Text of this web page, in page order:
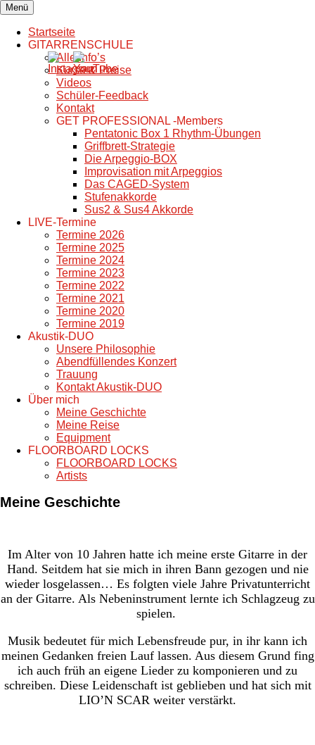
Zum
Inhalt
springen
sascha-rivera.de
GITARRENSCHULE
Menü
Startseite
GITARRENSCHULE
Alle Info’s
Kurse & Preise
Videos
Schüler-Feedback
Kontakt
GET PROFESSIONAL -Members
Pentatonic Box 1 Rhythm-Übungen
Griffbrett-Strategie
Die Arpeggio-BOX
Improvisation mit Arpeggios
Das CAGED-System
Stufenakkorde
Sus2 & Sus4 Akkorde
LIVE-Termine
Termine 2026
Termine 2025
Termine 2024
Termine 2023
Termine 2022
Termine 2021
Termine 2020
Termine 2019
Akustik-DUO
Unsere Philosophie
Abendfüllendes Konzert
Trauung
Kontakt Akustik-DUO
Über mich
Meine Geschichte
Meine Reise
Equipment
FLOORBOARD LOCKS
FLOORBOARD LOCKS
Artists
Meine Geschichte
Im Alter von 10 Jahren hatte ich meine erste Gitarre in der
Hand. Seitdem hat sie mich in ihren Bann gezogen und nie
wieder losgelassen… Es folgten viele Jahre Privatunterricht
an der Gitarre. Als Nebeninstrument lernte ich Schlagzeug zu
spielen.
Musik bedeutet für mich Lebensfreude pur, in ihr kann ich
meinen Gedanken freien Lauf lassen. Aus diesem Grund fing
ich auch früh an eigene Lieder zu komponieren und zu
schreiben. Diese Leidenschaft ist geblieben und hat sich mit
LIO’N SCAR weiter verstärkt.